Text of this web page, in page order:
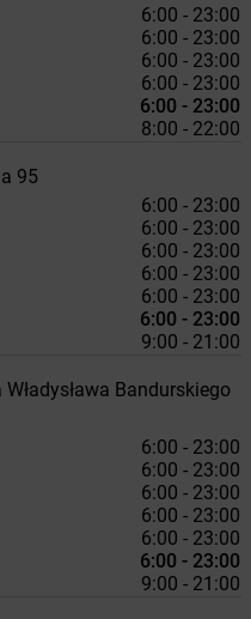
6:00 - 23:00
6:00 - 23:00
6:00 - 23:00
6:00 - 23:00
6:00 - 23:00
8:00 - 22:00
95
6:00 - 23:00
6:00 - 23:00
6:00 - 23:00
6:00 - 23:00
6:00 - 23:00
6:00 - 23:00
9:00 - 21:00
Bandurskiego
6:00 - 23:00
6:00 - 23:00
6:00 - 23:00
6:00 - 23:00
6:00 - 23:00
6:00 - 23:00
9:00 - 21:00